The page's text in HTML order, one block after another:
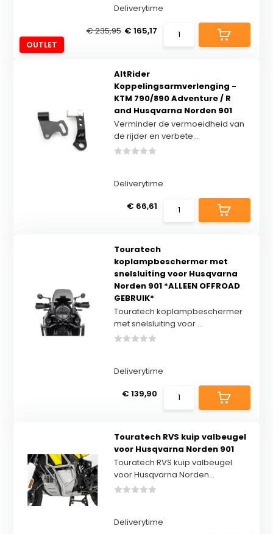
OUTLET
Deliverytime
€ 235,95 € 165,17
AltRider
Koppelingsarmverlenging -
KTM 790/890 Adventure / R
and Husqvarna Norden 901
Verminder de vermoeidheid van
de rijder en verbete...
Deliverytime
€ 66,61
Touratech
koplampbeschermer met
snelsluiting voor Husqvarna
Norden 901 *ALLEEN OFFROAD
GEBRUIK*
Touratech koplampbeschermer
met snelsluiting voor ...
Deliverytime
€ 139,90
Touratech RVS kuip valbeugel
voor Husqvarna Norden 901
Touratech RVS kuip valbeugel
voor Husqvarna Norden...
Deliverytime